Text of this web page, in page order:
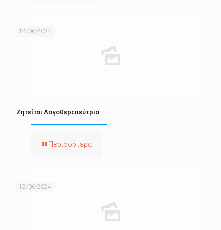
12/06/2024
Ζητείται Λογοθεραπεύτρια
Περισσότερα
12/06/2024